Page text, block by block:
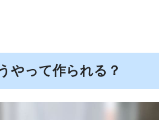
やって作られる？